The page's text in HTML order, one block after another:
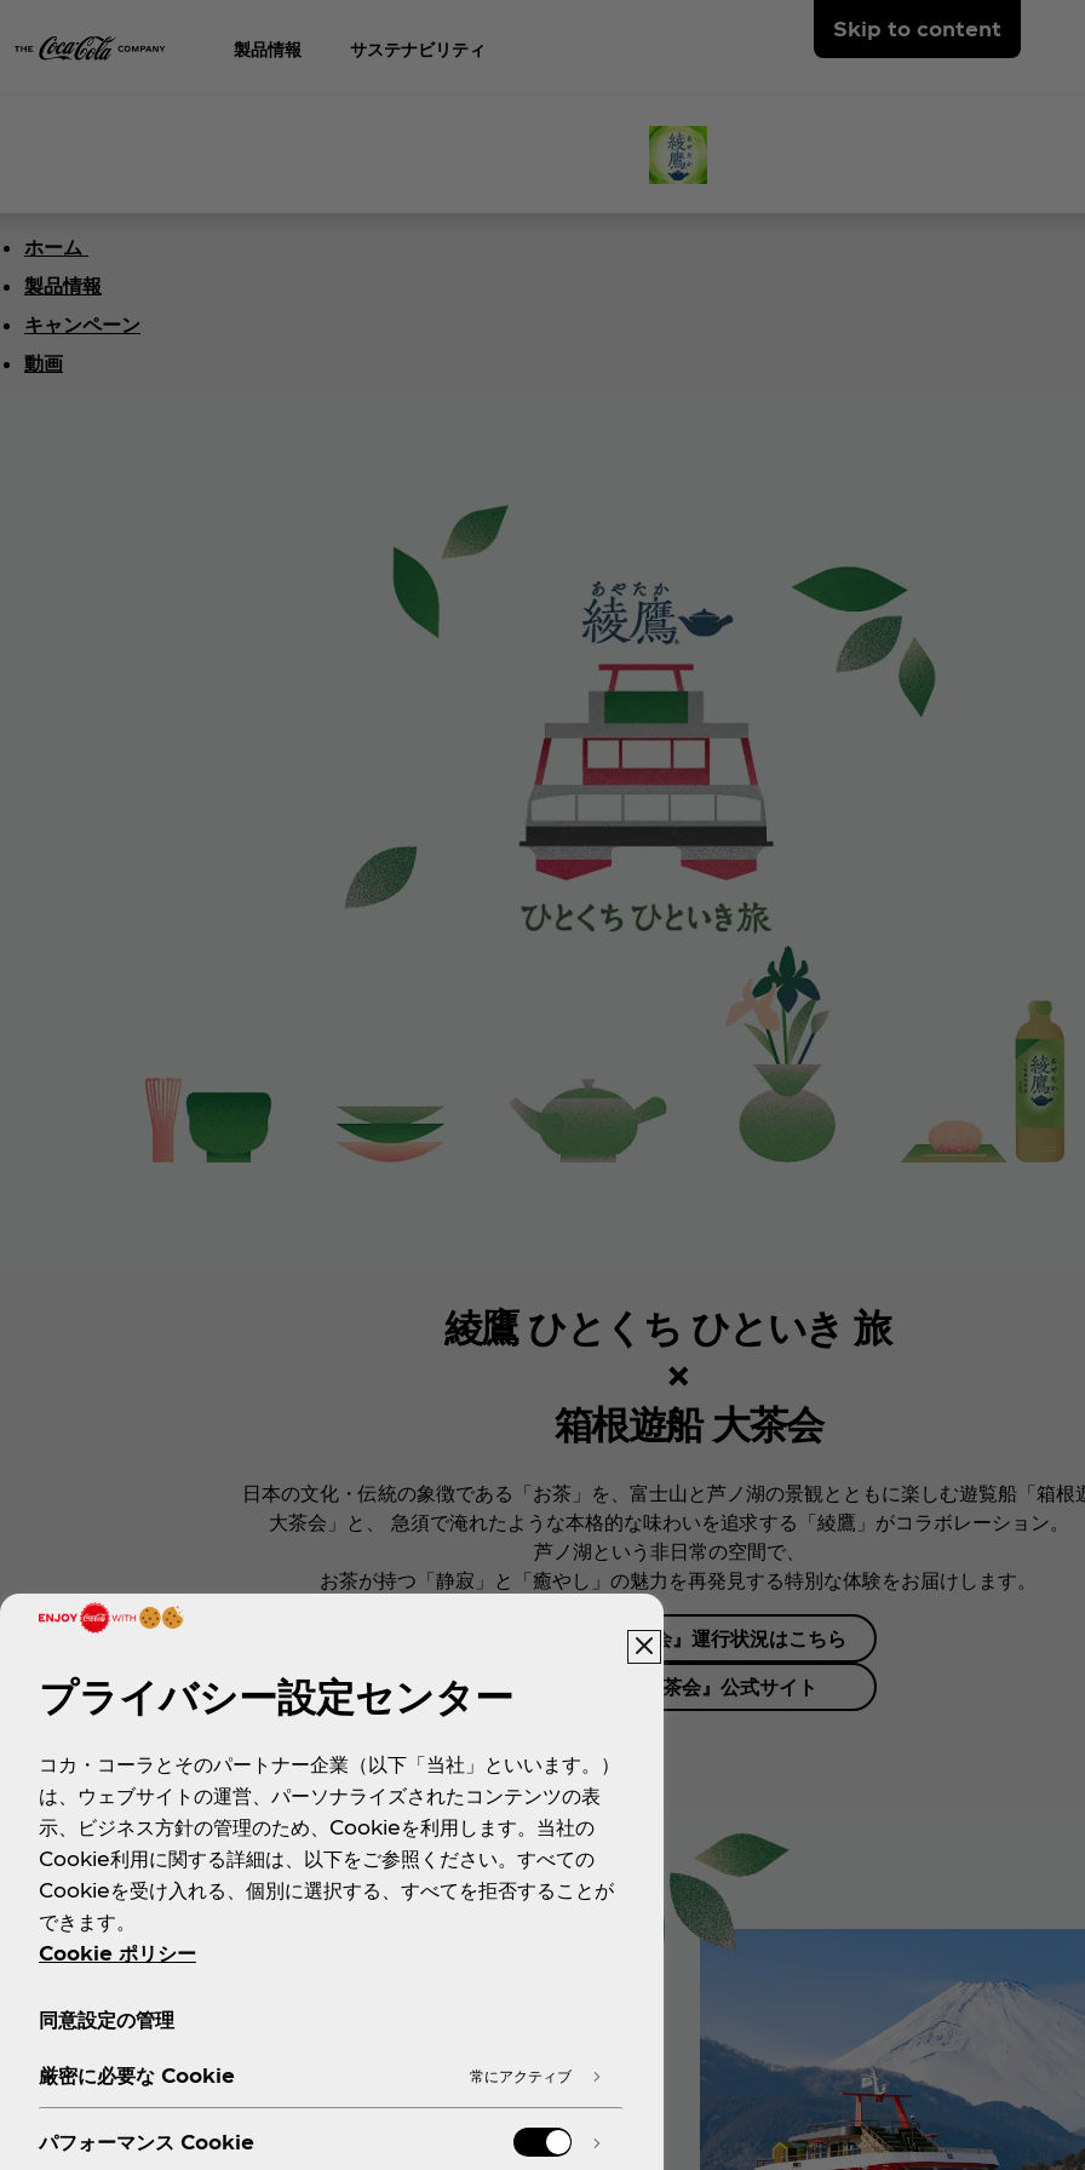
Skip to content
製品情報 サステナビリティ
ホーム
製品情報
キャンペーン
動画
綾鷹 ひとくち ひといき 旅
×
箱根遊船 大茶会
日本の文化・伝統の象徴である「お茶」を、富士山と芦ノ湖の景観とともに楽しむ遊覧船「箱根
大茶会」と、​ 急須で淹れたような本格的な味わいを追求する「綾鷹」がコラボレーション
芦ノ湖という非日常の空間で、​
お茶が持つ「静寂」と「癒やし」の魅力を再発見する特別な体験をお届けします。​
『箱根遊船 大茶会』運行状況はこちら
『箱根遊船 大茶会』公式サイト
『箱根遊船 大茶会』が綾鷹
デザインラッピングで運航！
コラボ期間中、船内の窓が、綾鷹デザインに！
和モダンな水上空間をテーマに「綾鷹」と「船旅」をモチーフにデザイ
ンされた船内をお楽しみください。
プライバシー設定センター
コカ・コーラとそのパートナー企業（以下「当社」といいます。）
は、ウェブサイトの運営、パーソナライズされたコンテンツの表
示、ビジネス方針の管理のため、Cookieを利用します。当社の
Cookie利用に関する詳細は、以下をご参照ください。すべての
Cookieを受け入れる、個別に選択する、すべてを拒否することが
できます。
Cookie ポリシー
同意設定の管理
厳密に必要な Cookie 常にアクティブ
パフォーマンス Cookie